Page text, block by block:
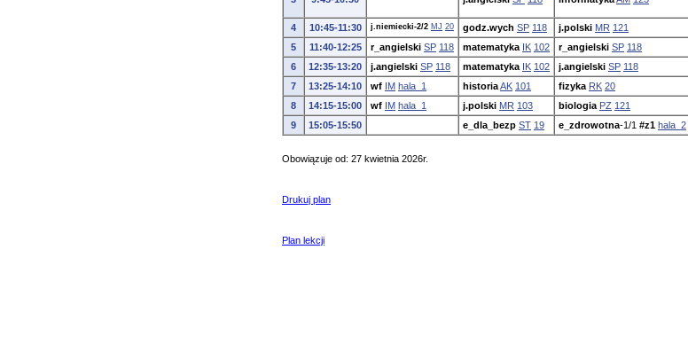
4 10:45-11:30 j.niemiecki-2/2 MJ 20 godz.wych SP 118 j.polski MR 121
5
11:40-12:25 r_angielski SP 118 matematyka IK 102 r_angielski SP 118
6
12:35-13:20 j.angielski SP 118 matematyka IK 102 j.angielski SP 118
7
13:25-14:10 wf IM hala_1 historiaAK 101 fizyka RK 20
8
14:15-15:00 wf IM hala_1 j.polski MR 103 biologia PZ 121
9 15:05-15:50 e_dla_bezp ST 19 e_zdrowotna-1/1 #z1 hala_2
Obowiązuje od: 27 kwietnia 2026r.
Drukuj plan
Plan lekcji